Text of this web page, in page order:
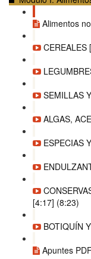
Alimentos
CEREALES
SEMILLAS
ALGAS,
ESPECIAS
[4:17] (8:23)
BOTIQUÍN
Apuntes